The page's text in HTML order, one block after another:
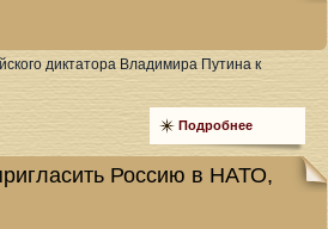
диктатора Владимира Путина к
Подробнее
Россию в НАТО,